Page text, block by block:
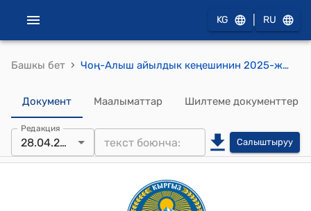
KG RU
Башкы бет › Чоң-Алыш айылдык кеңешинин 2025-жылдын 28-апрелиндеги № 67 "Иманбекова Букен Искаковнага Чоң-Алыш айыл аймагынын “Ардактуу атуулу” наамын ыйгаруу жөнүндө" токтому
Документ Маалыматтар Шилтеме документтер
Редакция
28.04.2025 Салыштыруу